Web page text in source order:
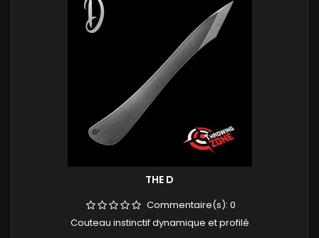
THE D
Commentaire(s): 0
Couteau instinctif dynamique et profilé